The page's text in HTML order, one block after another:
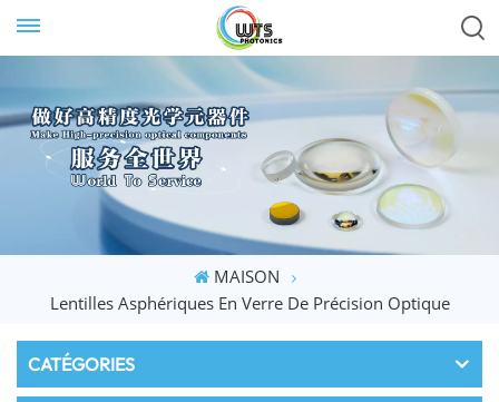
MAISON
Lentilles Asphériques En Verre De Précision Optique
CATÉGORIES